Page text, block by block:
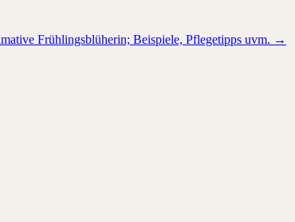
Frühlingsblüherin; Beispiele, Pflegetipps uvm. →